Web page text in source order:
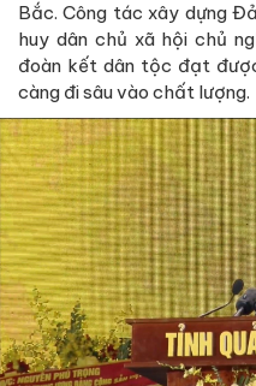
Bắc. Công tác xây dựng
huy dân chủ xã hội chủ
đoàn kết dân tộc đạt
càng đi sâu vào chất lượng.